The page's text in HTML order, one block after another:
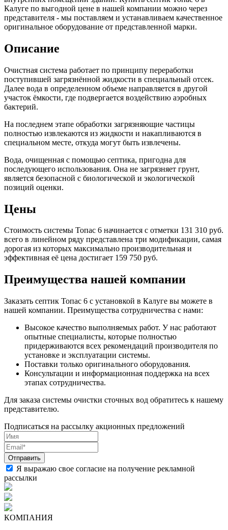
Калуге по выгодной цене в нашей компании можно через
представителя - мы поставляем и устанавливаем качественное
оригинальное оборудование от представленной марки.
Описание
Очистная система работает по принципу переработки
поступившей загрязнённой жидкости в специальный отсек.
Далее вода в определенном объеме направляется в другой
участок ёмкости, где подвергается воздействию аэробных
бактерий.
На последнем этапе обработки загрязняющие частицы
полностью извлекаются из жидкости и накапливаются в
специальном месте, откуда могут быть извлечены.
Вода, очищенная с помощью септика, пригодна для
последующего использования. Она не загрязняет грунт,
является безопасной с биологической и экологической
позиций оценки.
Цены
Стоимость системы Топас 6 начинается с отметки 131 310 руб.
всего в линейном ряду представлена три модификации, самая
дорогая из которых максимально производительная и
эффективная её цена достигает 159 750 руб.
Преимущества нашей компании
Заказать септик Топас 6 с установкой в Калуге вы можете в
нашей компании. Преимущества сотрудничества с нами:
Высокое качество выполняемых работ. У нас работают
опытные специалисты, которые полностью
придерживаются всех рекомендаций производителя по
установке и эксплуатации системы.
Поставки только оригинального оборудования.
Консультации и информационная поддержка на всех
этапах сотрудничества.
Для заказа системы очистки сточных вод обратитесь к нашему
представителю.
Подписаться на рассылку акционных предложений
Я выражаю свое согласие на получение рекламной
рассылки
КОМПАНИЯ